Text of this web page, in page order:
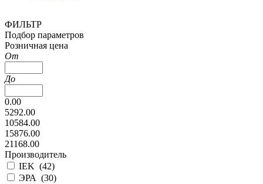
ФИЛЬТР
Подбор параметров
Розничная цена
От
До
0.00
5292.00
10584.00
15876.00
21168.00
Производитель
IEK (42)
ЭРА (30)